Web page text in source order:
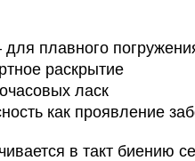
плавного
раскрытие
ласк
как проявление
в такт биению